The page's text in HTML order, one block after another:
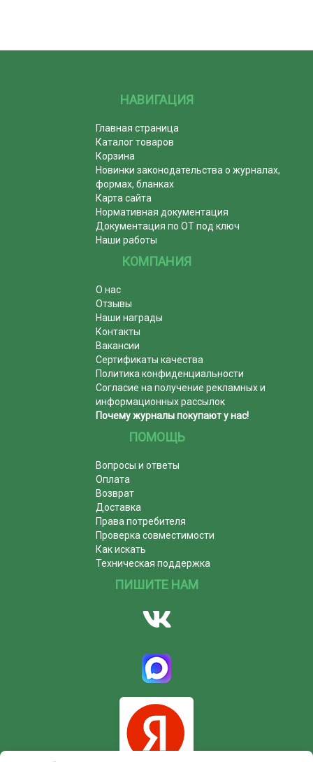
НАВИГАЦИЯ
Главная страница
Каталог товаров
Корзина
Новинки законодательства о журналах,
формах, бланках
Карта сайта
Нормативная документация
Документация по ОТ под ключ
Наши работы
КОМПАНИЯ
О нас
Отзывы
Наши награды
Контакты
Вакансии
Сертификаты качества
Политика конфиденциальности
Согласие на получение рекламных и
информационных рассылок
Почему журналы покупают у нас!
ПОМОЩЬ
Вопросы и ответы
Оплата
Возврат
Доставка
Права потребителя
Проверка совместимости
Как искать
Техническая поддержка
ПИШИТЕ НАМ